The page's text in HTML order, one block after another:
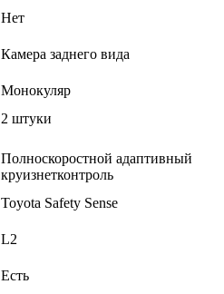
Нет
Камера заднего вида
Монокуляр
2 штуки
Полноскоростной адаптивный
круизнетконтроль
Toyota Safety Sense
L2
Есть